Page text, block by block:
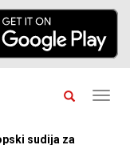
sudija za